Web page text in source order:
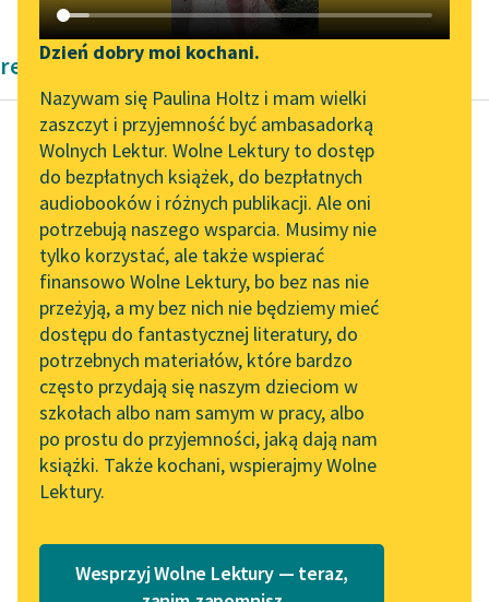
Katalog DAISY
Podkasty o książkach
Zgłoś brak utworu
Aktualności
„Prokurator Alicja Horn”
do słuchania
Byliśmy częścią AI Impact
Lab
Zapraszamy na spotkanie
online z tłumaczkami
literatury skandynawskiej
Spotkanie z Katarzyną
Tunkiel w Oslo
102. lata temu zmarł
Joseph Conrad
Lektury szkolne i klasyka
Narzędzia
Mapa Wolnych Lektur
Leśmianator
Przewodnik dla piszących i
czytających
API
OAI-PMH
Widget Wolnych Lektur
Przypisy
Katalog w formacie PDF
Dzień dobry moi kochani.
Nazywam się Paulina Holtz i mam wielki
zaszczyt i przyjemność być ambasadorką
Wolnych Lektur. Wolne Lektury to dostęp
do bezpłatnych książek, do bezpłatnych
audiobooków i różnych publikacji. Ale oni
potrzebują naszego wsparcia. Musimy nie
tylko korzystać, ale także wspierać
finansowo Wolne Lektury, bo bez nas nie
przeżyją, a my bez nich nie będziemy mieć
dostępu do fantastycznej literatury, do
potrzebnych materiałów, które bardzo
często przydają się naszym dzieciom w
szkołach albo nam samym w pracy, albo
po prostu do przyjemności, jaką dają nam
książki. Także kochani, wspierajmy Wolne
Lektury.
Wesprzyj Wolne Lektury — teraz,
reportaże Henryka Sienkiewicza
Henryk Sienkiewicz
Listy z Afryki
Sądziłem, że będę
świadkiem
rozczulającej sceny
między synem a ojcem,
tymczasem Tomasz i
stary ledwie...
Czytaj więcej